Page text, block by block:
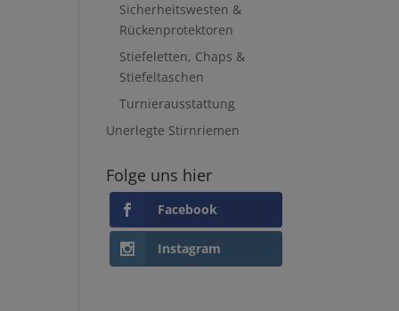
Sicherheitswesten &
Rückenprotektoren
Stiefeletten, Chaps &
Stiefeltaschen
Turnierausstattung
Unerlegte Stirnriemen
Folge uns hier
Facebook
Instagram